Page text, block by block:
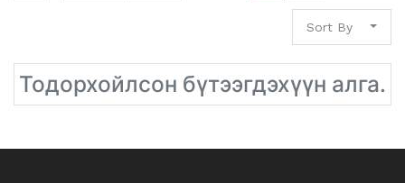
Sort By
Тодорхойлсон бүтээгдэхүүн алга.